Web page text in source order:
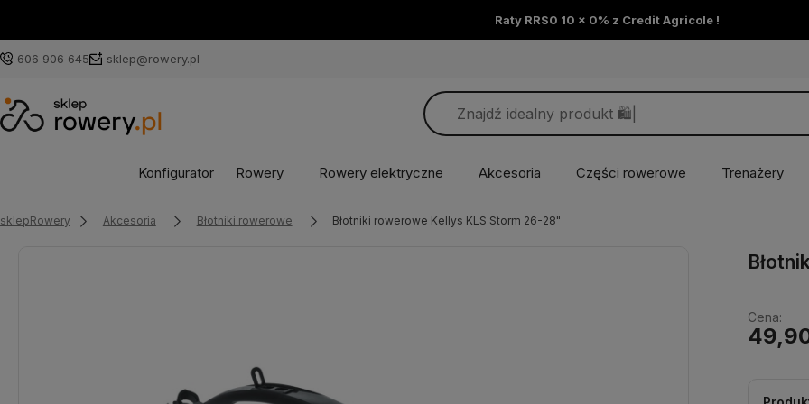
Raty RRS0 10 x 0% z Credit Agricole !
606 906 645 sklep@rowery.pl
Konfigurator Rowery Rowery elektryczne Akcesoria Części rowerowe Trenażery
sklepRowery Akcesoria Błotniki rowerowe Błotniki rowerowe Kellys KLS Storm 26-28"
Cena: